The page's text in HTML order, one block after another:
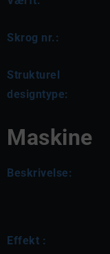
Skrog nr.:
Strukturel
designtype:
Maskine
Beskrivelse:
Effekt :